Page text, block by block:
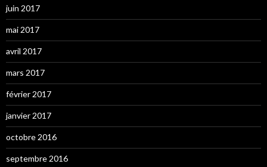
juin 2017
mai 2017
avril 2017
mars 2017
février 2017
janvier 2017
octobre 2016
septembre 2016